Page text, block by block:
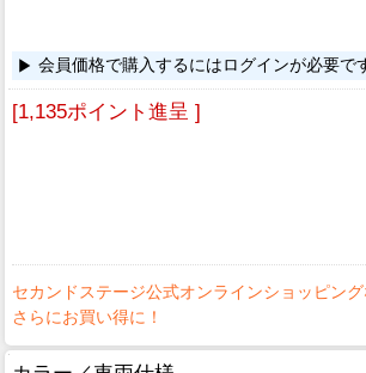
会員価格で購入するにはログインが必要で
[1,135ポイント進呈 ]